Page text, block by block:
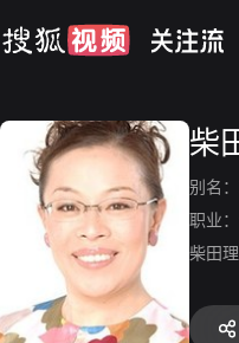
柴
别名：
职业：
柴田